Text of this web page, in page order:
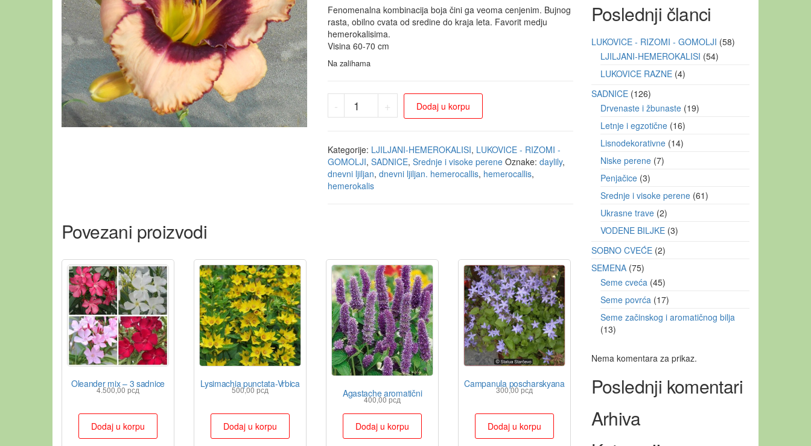
Fenomenalna kombinacija boja čini ga veoma cenjenim. Bujnog
rasta, obilno cvata od sredine do kraja leta. Favorit medju
hemerokalisima.
Visina 60-70 cm
Na zalihama
- + Dodaj u korpu
Kategorije: LJILJANI-HEMEROKALISI, LUKOVICE - RIZOMI -
GOMOLJI, SADNICE, Srednje i visoke perene Oznake: daylily,
dnevni ljiljan, dnevni ljiljan. hemerocallis, hemerocallis,
hemerokalis
Povezani proizvodi
Oleander mix – 3 sadnice
4.500,00 рсд
Dodaj u korpu
Lysimachia punctata-Vrbica
500,00рсд
Dodaj u korpu
Agastache aromatični
400,00рсд
Dodaj u korpu
Campanula poscharskyana
300,00рсд
Dodaj u korpu
Poslednji članci
LUKOVICE - RIZOMI - GOMOLJI 58
LJILJANI-HEMEROKALISI 54
LUKOVICE RAZNE 4
SADNICE 126
Drvenaste i žbunaste 19
Letnje i egzotične 16
Lisnodekorativne 14
Niske perene 7
Penjačice 3
Srednje i visoke perene 61
Ukrasne trave 2
VODENE BILJKE 3
SOBNO CVEĆE 2
SEMENA 75
Seme cveća 45
Seme povrća 17
Seme začinskog i aromatičnog bilja
13
Nema komentara za prikaz.
Poslednji komentari
Arhiva